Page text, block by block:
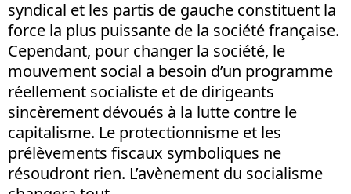
syndical et les partis de gauche constituent la
force la plus puissante de la société française.
Cependant, pour changer la société, le
mouvement social a besoin d’un programme
réellement socialiste et de dirigeants
sincèrement dévoués à la lutte contre le
capitalisme. Le protectionnisme et les
prélèvements fiscaux symboliques ne
résoudront rien. L’avènement du socialisme